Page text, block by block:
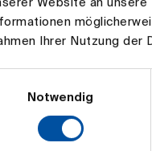
Ihrer Nutzung der
Notwendig
Science und Künstliche
Weiterbildung für
im Bereich KI an:
Actuarial Data
dieses Zukunftsfeldes
von Daten- und
und
Schlüsselrolle.“